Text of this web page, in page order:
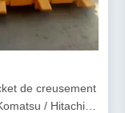
de creusement
/ Hitachi /